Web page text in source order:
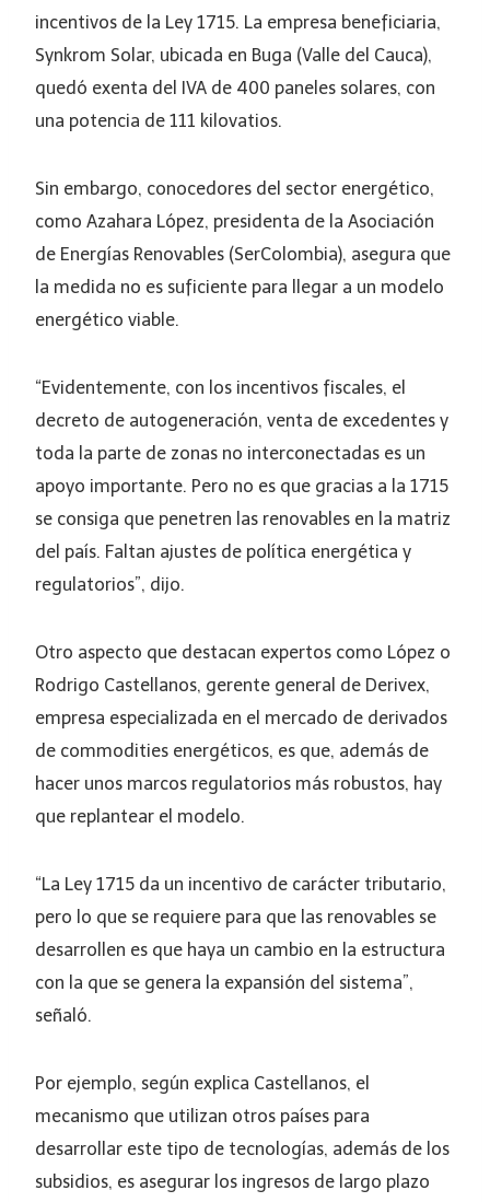
incentivos de la Ley 1715. La empresa beneficiaria,
Synkrom Solar, ubicada en Buga (Valle del Cauca),
quedó exenta del IVA de 400 paneles solares, con
una potencia de 111 kilovatios.
Sin embargo, conocedores del sector energético,
como Azahara López, presidenta de la Asociación
de Energías Renovables (SerColombia), asegura que
la medida no es suficiente para llegar a un modelo
energético viable.
“Evidentemente, con los incentivos fiscales, el
decreto de autogeneración, venta de excedentes y
toda la parte de zonas no interconectadas es un
apoyo importante. Pero no es que gracias a la 1715
se consiga que penetren las renovables en la matriz
del país. Faltan ajustes de política energética y
regulatorios”, dijo.
Otro aspecto que destacan expertos como López o
Rodrigo Castellanos, gerente general de Derivex,
empresa especializada en el mercado de derivados
de commodities energéticos, es que, además de
hacer unos marcos regulatorios más robustos, hay
que replantear el modelo.
“La Ley 1715 da un incentivo de carácter tributario,
pero lo que se requiere para que las renovables se
desarrollen es que haya un cambio en la estructura
con la que se genera la expansión del sistema”,
señaló.
Por ejemplo, según explica Castellanos, el
mecanismo que utilizan otros países para
desarrollar este tipo de tecnologías, además de los
subsidios, es asegurar los ingresos de largo plazo